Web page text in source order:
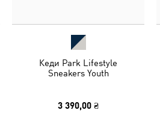
Кеди Park Lifestyle
Sneakers Youth
3 390,00 ₴